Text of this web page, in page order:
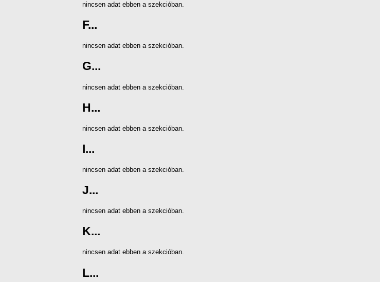
nincsen adat ebben a szekcióban.
F...
nincsen adat ebben a szekcióban.
G...
nincsen adat ebben a szekcióban.
H...
nincsen adat ebben a szekcióban.
I...
nincsen adat ebben a szekcióban.
J...
nincsen adat ebben a szekcióban.
K...
nincsen adat ebben a szekcióban.
L...